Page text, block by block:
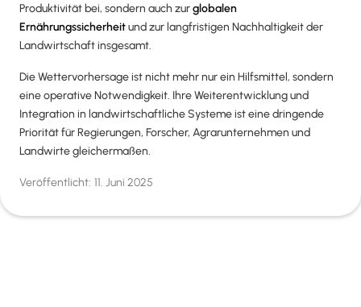
Produktivität bei, sondern auch zurglobalen
Ernährungssicherheitund zur langfristigen Nachhaltigkeit der
Landwirtschaft insgesamt.
Die Wettervorhersage ist nicht mehr nur ein Hilfsmittel, sondern
eine operative Notwendigkeit. Ihre Weiterentwicklung und
Integration in landwirtschaftliche Systeme ist eine dringende
Priorität für Regierungen, Forscher, Agrarunternehmen und
Landwirte gleichermaßen.
Veröffentlicht: 11. Juni 2025